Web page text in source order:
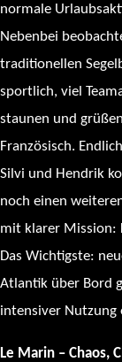
normale
Nebenbei
traditionellen
sportlich, viel
staunen und
Französisch.
Silvi und Hendrik
noch einen
mit klarer Mission:
Das Wichtigste:
Atlantik über Bord
intensiver Nutzung
Le Marin – Chaos,